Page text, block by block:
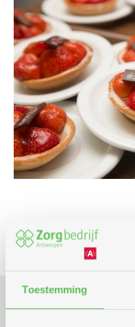
Toestemming
Culinair Moederdag